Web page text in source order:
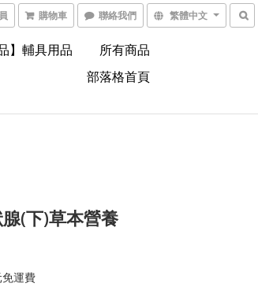
購物車 聯絡我們 繁體中文
】輔具用品
所有商品
部落格首頁
(下)草本營養
運費